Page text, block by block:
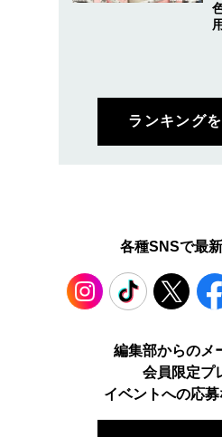
ランキング
各種SNSで最
TikTok
編集部からのメ
会員限定プ
イベントへの応